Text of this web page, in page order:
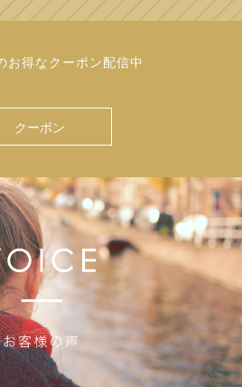
お得なクーポン配信中
クーポン